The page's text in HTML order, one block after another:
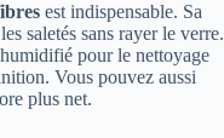
est indispensable. Sa
saletés sans rayer le verre.
pour le nettoyage
Vous pouvez aussi
plus net.